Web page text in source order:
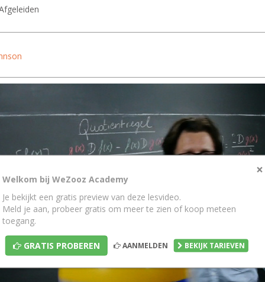
×
Welkom bij WeZooz Academy
Je bekijkt een gratis preview van deze lesvideo.
Meld je aan, probeer gratis om meer te zien of koop meteen
toegang.
GRATIS PROBEREN AANMELDEN BEKIJK TARIEVEN